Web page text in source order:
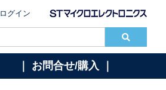
ログイン
｜ お問合せ/購入 ｜